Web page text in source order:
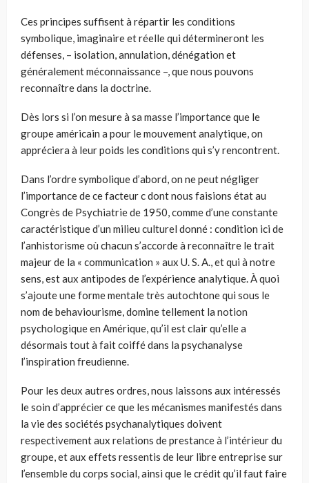
Ces principes suffisent à répartir les conditions
symbolique, imaginaire et réelle qui détermineront les
défenses, – isolation, annulation, dénégation et
généralement méconnaissance –, que nous pouvons
reconnaître dans la doctrine.
Dès lors si l’on mesure à sa masse l’importance que le
groupe américain a pour le mouvement analytique, on
appréciera à leur poids les conditions qui s’y rencontrent.
Dans l’ordre symbolique d’abord, on ne peut négliger
l’importance de ce facteur c dont nous faisions état au
Congrès de Psychiatrie de 1950, comme d’une constante
caractéristique d’un milieu culturel donné : condition ici de
l’anhistorisme où chacun s’accorde à reconnaître le trait
majeur de la « communication » aux U. S. A., et qui à notre
sens, est aux antipodes de l’expérience analytique. À quoi
s’ajoute une forme mentale très autochtone qui sous le
nom de behaviourisme, domine tellement la notion
psychologique en Amérique, qu’il est clair qu’elle a
désormais tout à fait coiffé dans la psychanalyse
l’inspiration freudienne.
Pour les deux autres ordres, nous laissons aux intéressés
le soin d’apprécier ce que les mécanismes manifestés dans
la vie des sociétés psychanalytiques doivent
respectivement aux relations de prestance à l’intérieur du
groupe, et aux effets ressentis de leur libre entreprise sur
l’ensemble du corps social, ainsi que le crédit qu’il faut faire